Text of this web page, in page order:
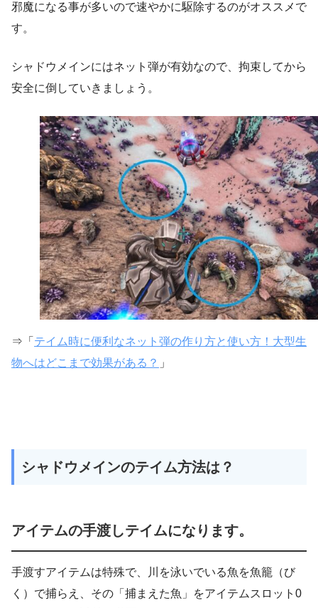
邪魔になる事が多いので速やかに駆除するのがオススメで
す。
シャドウメインにはネット弾が有効なので、拘束してから
安全に倒していきましょう。
⇒「 テイム時に便利なネット弾の作り方と使い方！大型生
物へはどこまで効果がある？ 」
シャドウメインのテイム方法は？
アイテムの手渡しテイムになります。
手渡すアイテムは特殊で、川を泳いでいる魚を魚籠（び
く）で捕らえ、その「捕まえた魚」をアイテムスロット0